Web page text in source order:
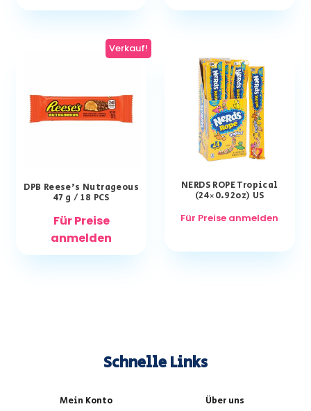
Verkauf!
DPB Reese’s Nutrageous
47 g / 18 PCS
Für Preise
anmelden
NERDS ROPE Tropical
(24×0.92oz) US
Für Preise anmelden
Schnelle Links
Mein Konto
Über uns